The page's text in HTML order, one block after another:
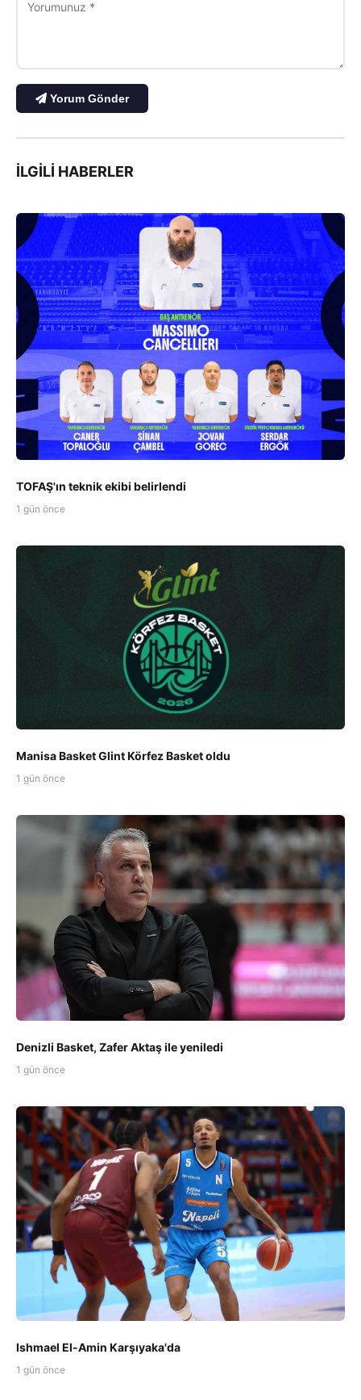
Yorum Gönder
İLGILI HABERLER
TOFAŞ'ın teknik ekibi belirlendi
1 gün önce
Manisa Basket Glint Körfez Basket oldu
1 gün önce
Denizli Basket, Zafer Aktaş ile yeniledi
1 gün önce
Ishmael El-Amin Karşıyaka'da
1 gün önce